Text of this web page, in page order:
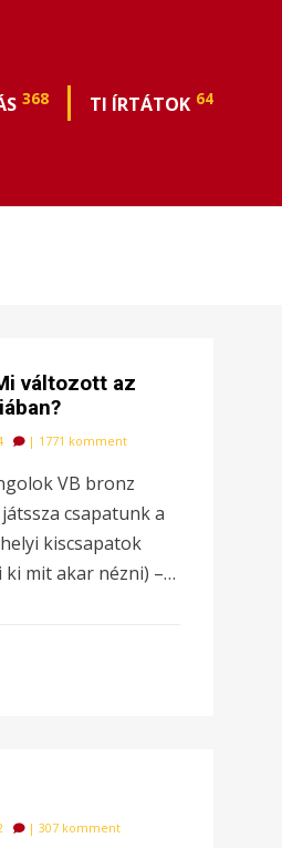
368 TI ÍRTÁTOK 64
változott az
| 1771 komment
VB bronz
csapatunk a
kiscsapatok
ki mit akar nézni) –…
|307 komment